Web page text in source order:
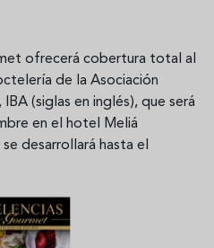
ofrecerá cobertura total al
de la Asociación
(siglas en inglés), que será
en el hotel Meliá
desarrollará hasta el